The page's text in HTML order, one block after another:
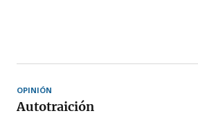
OPINIÓN
Autotraición